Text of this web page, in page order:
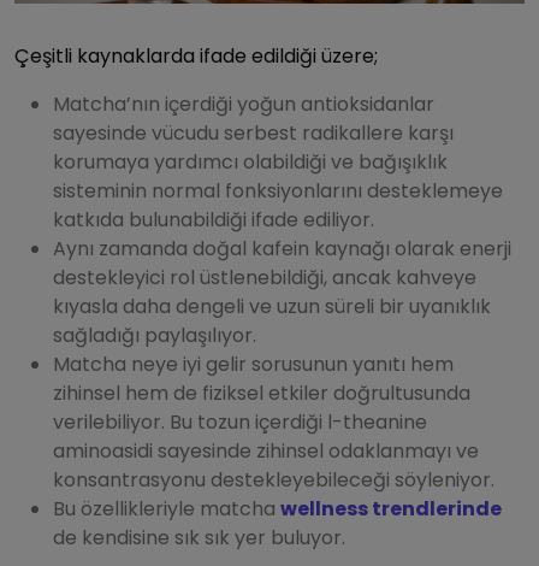
Çeşitli kaynaklarda ifade edildiği üzere;
Matcha’nın içerdiği yoğun antioksidanlar
sayesinde vücudu serbest radikallere karşı
korumaya yardımcı olabildiği ve bağışıklık
sisteminin normal fonksiyonlarını desteklemeye
katkıda bulunabildiği ifade ediliyor.
Aynı zamanda doğal kafein kaynağı olarak enerji
destekleyici rol üstlenebildiği, ancak kahveye
kıyasla daha dengeli ve uzun süreli bir uyanıklık
sağladığı paylaşılıyor.
Matcha neye iyi gelir sorusunun yanıtı hem
zihinsel hem de fiziksel etkiler doğrultusunda
verilebiliyor. Bu tozun içerdiği l-theanine
aminoasidi sayesinde zihinsel odaklanmayı ve
konsantrasyonu destekleyebileceği söyleniyor.
Bu özellikleriyle matcha wellness trendlerinde
de kendisine sık sık yer buluyor.